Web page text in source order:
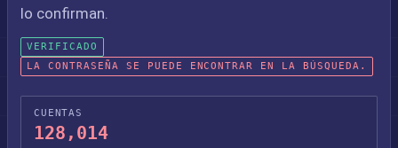
lo confirman.
VERIFICADO
LA CONTRASEÑA SE PUEDE ENCONTRAR EN LA BÚSQUEDA.
CUENTAS
128,014